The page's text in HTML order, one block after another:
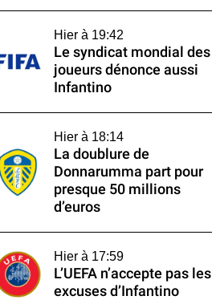
Hier à 19:42
Le syndicat mondial des
joueurs dénonce aussi
Infantino
Hier à 18:14
La doublure de
Donnarumma part pour
presque 50 millions
d’euros
Hier à 17:59
L’UEFA n’accepte pas les
excuses d’Infantino